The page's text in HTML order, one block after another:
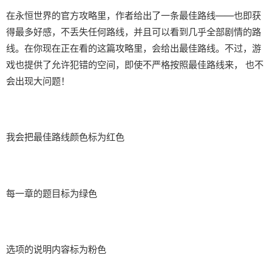
在永恒世界的官方攻略里，作者给出了一条最佳路线——也即获
得最多好感，不丢失任何路线，并且可以看到几乎全部剧情的路
线。在你现在正在看的这篇攻略里，会给出最佳路线。不过，游
戏也提供了允许犯错的空间，即使不严格按照最佳路线来， 也不
会出现大问题！
我会把最佳路线颜色标为红色
每一章的题目标为绿色
选项的说明内容标为粉色